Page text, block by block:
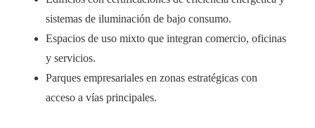
sistemas de iluminación de bajo consumo.
Espacios de uso mixto que integran comercio, oficinas
y servicios.
Parques empresariales en zonas estratégicas con
acceso a vías principales.